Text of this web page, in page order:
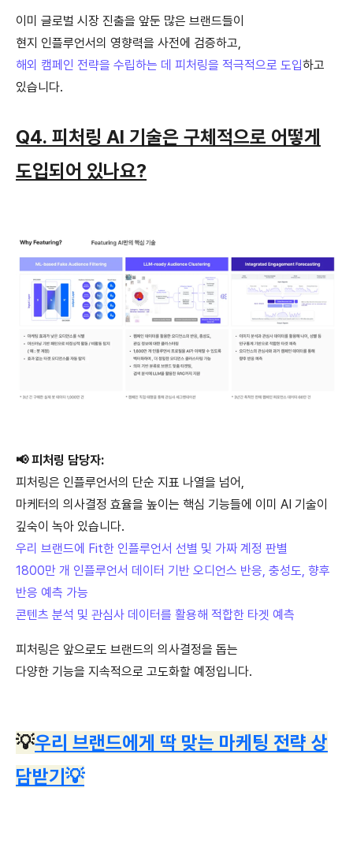
이미 글로벌 시장 진출을 앞둔 많은 브랜드들이
현지 인플루언서의 영향력을 사전에 검증하고,
해외 캠페인 전략을 수립하는 데 피처링을 적극적으로 도입하고
있습니다.
Q4. 피처링 AI 기술은 구체적으로 어떻게
도입되어 있나요?
📢 피처링 담당자:
피처링은 인플루언서의 단순 지표 나열을 넘어,
마케터의 의사결정 효율을 높이는 핵심 기능들에 이미 AI 기술이
깊숙이 녹아 있습니다.
우리 브랜드에 Fit한 인플루언서 선별 및 가짜 계정 판별
1800만 개 인플루언서 데이터 기반 오디언스 반응, 충성도, 향후
반응 예측 가능
콘텐츠 분석 및 관심사 데이터를 활용해 적합한 타겟 예측
피처링은 앞으로도 브랜드의 의사결정을 돕는
다양한 기능을 지속적으로 고도화할 예정입니다.
💡우리 브랜드에게 딱 맞는 마케팅 전략 상
담받기 💡